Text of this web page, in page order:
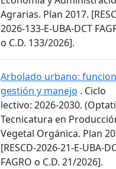
Agrarias. Plan 2017.
2026-133-E-UBA-DCT
o C.D. 133/2026].
Arbolado urbano:
gestión y manejo . Ciclo
lectivo: 2026-2030.
Tecnicatura en
Vegetal Orgánica. Plan
[RESCD-2026-21-E-UBA-
FAGRO o C.D. 21/2026].